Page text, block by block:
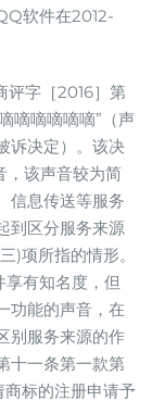
软件在2012-
评字［2016］第
嘀嘀嘀嘀嘀”（声
诉决定）。该决
，该声音较为简
信息传送等服务
到区分服务来源
)项所指的情形。
有知名度，但
功能的声音，在
别服务来源的作
十一条第一款第
标的注册申请予